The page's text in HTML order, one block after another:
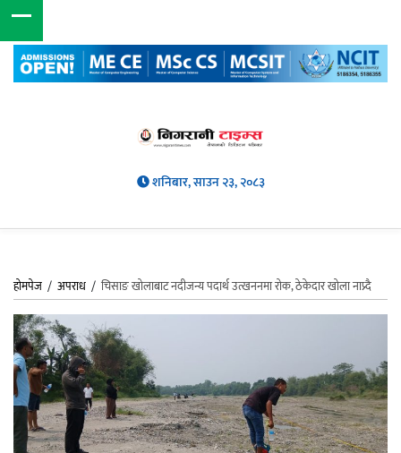
शनिबार, साउन २३, २०८३
होमपेज / अपराध / चिसाङ खोलाबाट नदीजन्य पदार्थ उत्खननमा रोक, ठेकेदार खोला नाप्र्दै